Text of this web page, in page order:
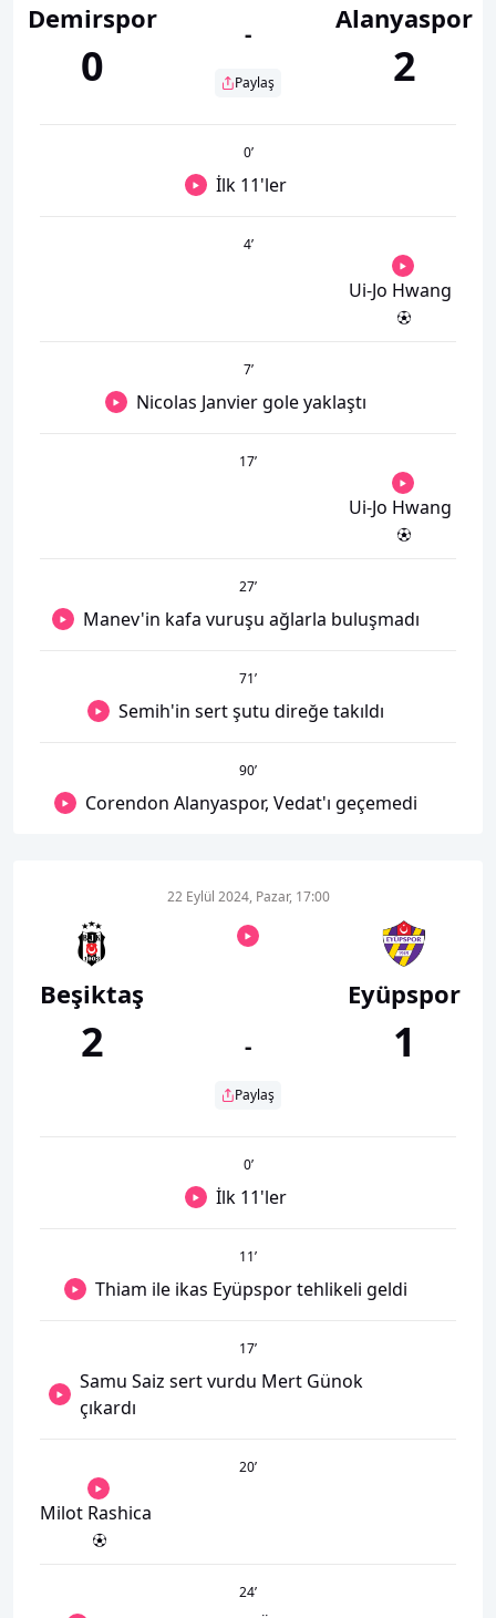
Demirspor
0
-
Paylaş
Alanyaspor
2
0’
İlk 11'ler
4’
Ui-Jo Hwang
7’
Nicolas Janvier gole yaklaştı
17’
Ui-Jo Hwang
27’
Manev'in kafa vuruşu ağlarla buluşmadı
71’
Semih'in sert şutu direğe takıldı
90’
Corendon Alanyaspor, Vedat'ı geçemedi
Beşiktaş
2
22 Eylül 2024, Pazar, 17:00
-
Paylaş
Eyüpspor
1
0’
İlk 11'ler
11’
Thiam ile ikas Eyüpspor tehlikeli geldi
17’
Samu Saiz sert vurdu Mert Günok
çıkardı
20’
Milot Rashica
24’